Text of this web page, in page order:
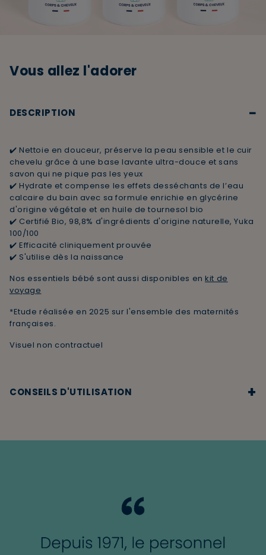
Vous allez l'adorer
DESCRIPTION −
✔️ Nettoie en douceur, préserve la peau sensible et le cuir
chevelu grâce à une base lavante ultra-douce et sans
savon qui ne pique pas les yeux
✔️ Hydrate et compense les effets desséchants de l’eau
calcaire du bain avec sa formule enrichie en glycérine
d'origine végétale et en huile de tournesol bio
✔️ Certifié Bio, 98,8% d'ingrédients d'origine naturelle, Yuka
100/100
✔️ Efficacité cliniquement prouvée
✔️ S'utilise dès la naissance
Nos essentiels bébé sont aussi disponibles enkit de
voyage
*Etude réalisée en 2025 sur l'ensemble des maternités
françaises.
Visuel non contractuel
CONSEILS D'UTILISATION +
frotter et sans oublier les petits plis. Après le bain,
Usage externe uniquement.